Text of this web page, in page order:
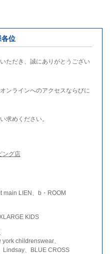
各位
ただき、誠にありがとうござい
ンラインへのアクセスならびに
求めください。
ング店
main LIEN、b・ROOM
KIDS
childrenswear、
Lindsay、BLUE CROSS